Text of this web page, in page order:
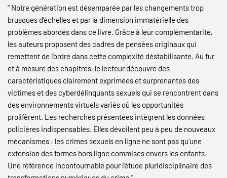
lesquelles s’appuient sur des données collectées auprès de cas
réels du Québec. En parcourant les chapitres, le lecteur se
familiarisera avec les modèles explicatifs de la cyberdélinquance
et de la victimisation, les parcours criminels et caractéristiques
du passage à l’acte en ligne, les caractéristiques individuelles des
auteurs d’infractions et de leurs victimes, les questions relatives
aux identités virtuelles et aux techniques de préservation de
l’anonymat, ainsi que des considérations pour les pratiques de
prévention et d’intervention.
Cet ouvrage s’adresse aux étudiants, chercheurs et
professionnels du milieu de la justice et de la santé publique
(criminologues, psychologues, psychiatres, psychothérapeutes,
travailleurs sociaux, enquêteurs de police, agents de probation,
magistrats, avocats), mais aussi, plus largement au lecteur non
" Notre génération est désemparée par les changements trop
brusques d’échelles et par la dimension immatérielle des
problèmes abordés dans ce livre. Grâce à leur complémentarité,
les auteurs proposent des cadres de pensées originaux qui
remettent de l’ordre dans cette complexité déstabilisante. Au fur
et à mesure des chapitres, le lecteur découvre des
caractéristiques clairement exprimées et surprenantes des
victimes et des cyberdélinquants sexuels qui se rencontrent dans
des environnements virtuels variés où les opportunités
prolifèrent. Les recherches présentées intègrent les données
policières indispensables. Elles dévoilent peu à peu de nouveaux
mécanismes : les crimes sexuels en ligne ne sont pas qu’une
extension des formes hors ligne commises envers les enfants.
Une référence incontournable pour l’étude pluridisciplinaire des